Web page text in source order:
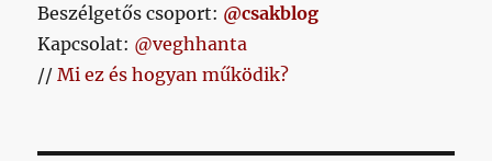
Beszélgetős csoport: @csakblog
Kapcsolat: @veghhanta
//Mi ez és hogyan működik?